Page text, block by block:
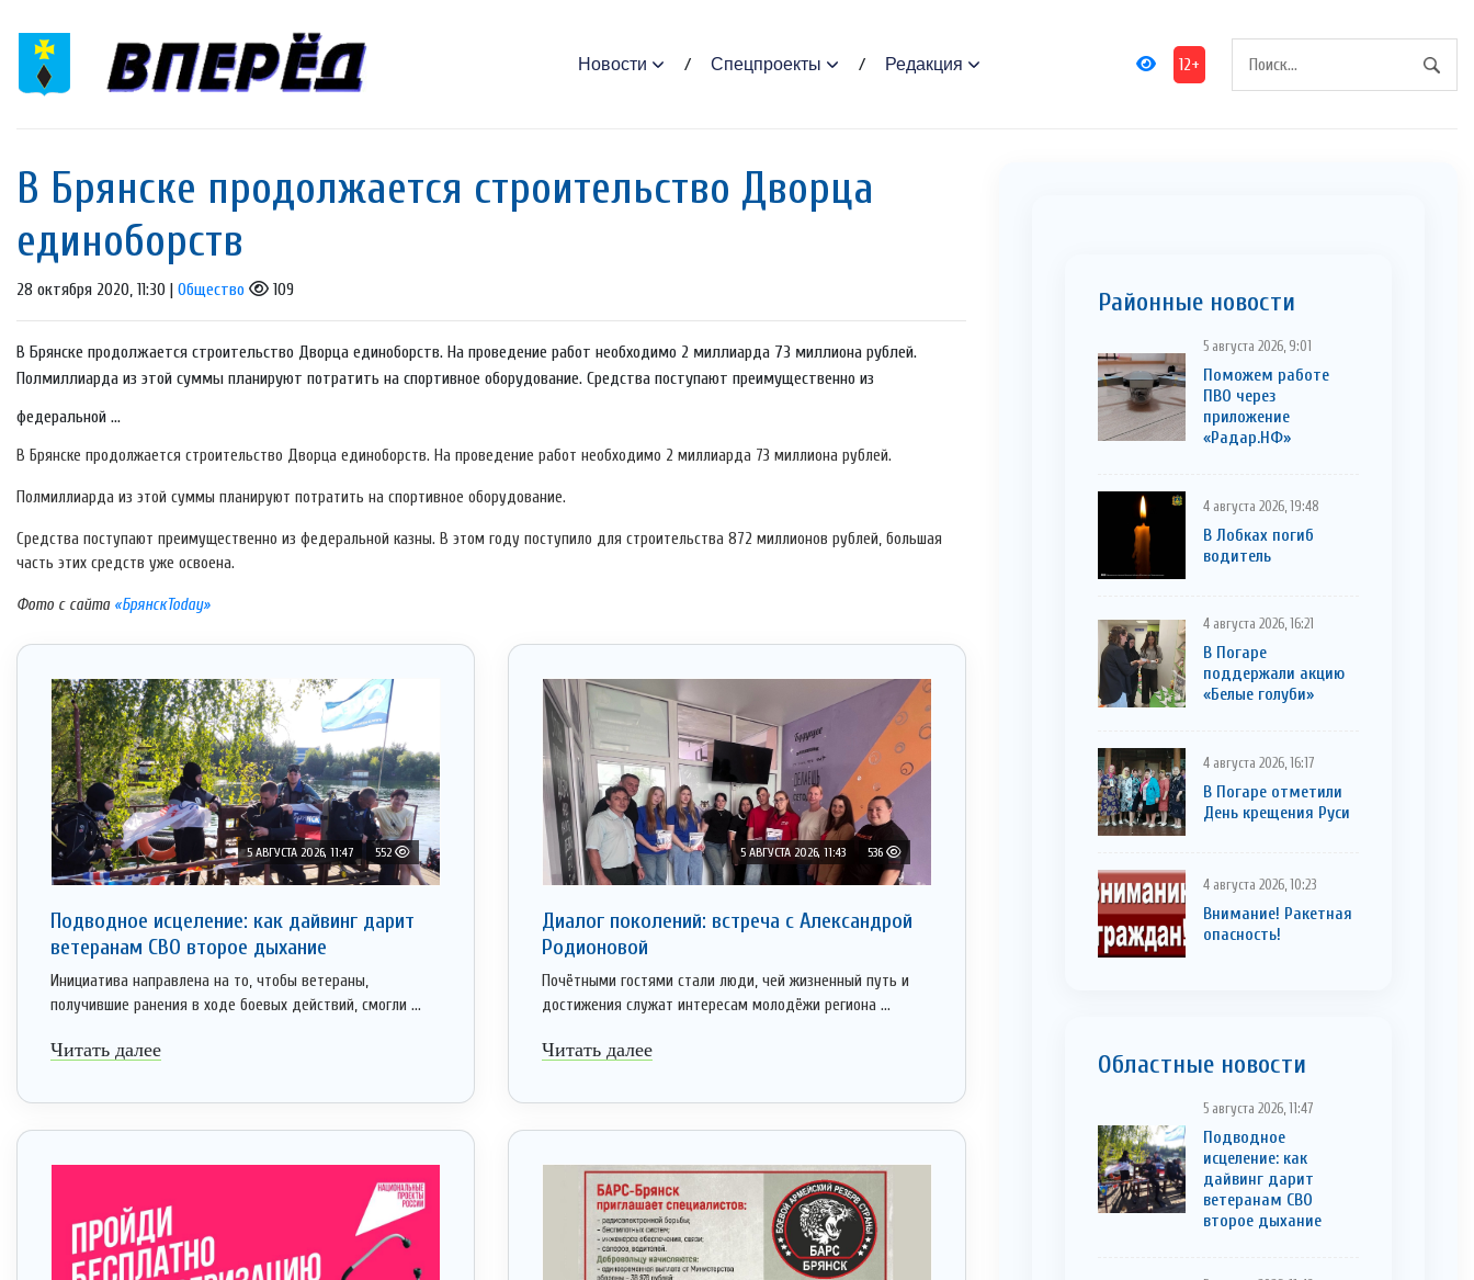
Новости Спецпроекты Редакция 12+
В Брянске продолжается строительство Дворца
единоборств
28 октября 2020, 11:30 | Общество 109
В Брянске продолжается строительство Дворца единоборств. На проведение работ необходимо 2 миллиарда 73 миллиона рублей.
Полмиллиарда из этой суммы планируют потратить на спортивное оборудование. Средства поступают преимущественно из
федеральной ...
В Брянске продолжается строительство Дворца единоборств. На проведение работ необходимо 2 миллиарда 73 миллиона рублей.
Полмиллиарда из этой суммы планируют потратить на спортивное оборудование.
Средства поступают преимущественно из федеральной казны. В этом году поступило для строительства 872 миллионов рублей, большая
часть этих средств уже освоена.
Фото с сайта «БрянскToday»
5 АВГУСТА 2026, 11:47 552
Подводное исцеление: как дайвинг дарит
ветеранам СВО второе дыхание
Инициатива направлена на то, чтобы ветераны,
получившие ранения в ходе боевых действий, смогли ...
Читать далее
5 АВГУСТА 2026, 11:43 536
Диалог поколений: встреча с Александрой
Родионовой
Почётными гостями стали люди, чей жизненный путь и
достижения служат интересам молодёжи региона ...
Читать далее
Районные новости
5 августа 2026, 9:01
Поможем работе
ПВО через
приложение
«Радар.НФ»
4 августа 2026, 19:48
В Лобках погиб
водитель
4 августа 2026, 16:21
В Погаре
поддержали акцию
«Белые голуби»
4 августа 2026, 16:17
В Погаре отметили
День крещения Руси
4 августа 2026, 10:23
Внимание! Ракетная
опасность!
Областные новости
5 августа 2026, 11:47
Подводное
исцеление: как
дайвинг дарит
ветеранам СВО
второе дыхание